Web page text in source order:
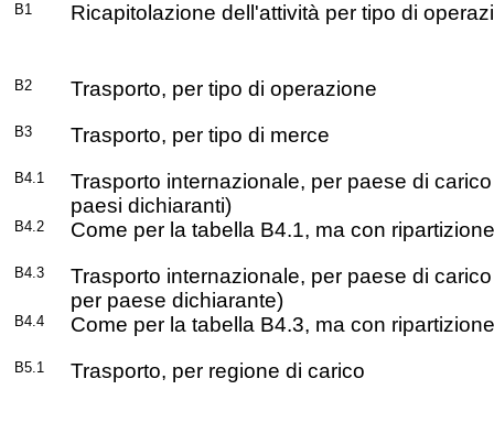
B1 Ricapitolazione dell'attività per tipo di
B2 Trasporto, per tipo di operazione
B3 Trasporto, per tipo di merce
B4.1
Trasporto internazionale, per paese di
paesi dichiaranti)
B4.2 Come per la tabella B4.1, ma con
B4.3
Trasporto internazionale, per paese di
per paese dichiarante)
B4.4 Come per la tabella B4.3, ma con
B5.1 Trasporto, per regione di carico